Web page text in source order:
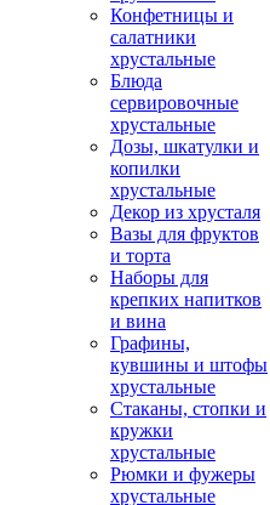
Конфетницы и
салатники
хрустальные
Блюда
сервировочные
хрустальные
Дозы, шкатулки и
копилки
хрустальные
Декор из хрусталя
Вазы для фруктов
и торта
Наборы для
крепких напитков
и вина
Графины,
кувшины и штофы
хрустальные
Стаканы, стопки и
кружки
хрустальные
Рюмки и фужеры
хрустальные